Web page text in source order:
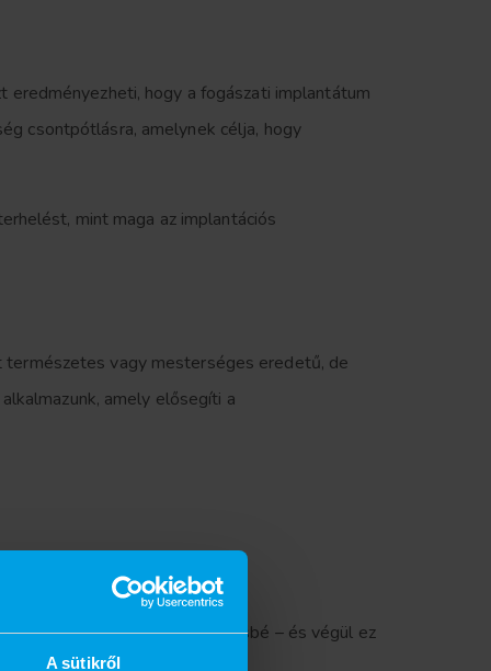
A sütikről
hogy a fogászati implantátum
csontpótlásra, amelynek célja, hogy
mint maga az implantációs
természetes vagy mesterséges eredetű, de
amely elősegíti a
„Erre számítottam a legkevésbé – és végül ez